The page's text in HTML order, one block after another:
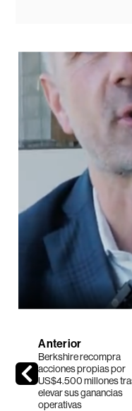
Anterior
Berkshire recompra
acciones propias por
US$4.500 millones
elevar sus ganancias
operativas